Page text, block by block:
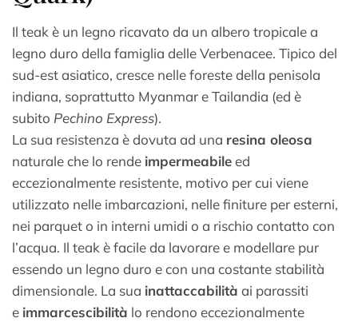
Il teak è un legno ricavato da un albero tropicale a
legno duro della famiglia delle Verbenacee. Tipico del
sud-est asiatico, cresce nelle foreste della penisola
indiana, soprattutto Myanmar e Tailandia (ed è
subito Pechino Express).
La sua resistenza è dovuta ad una resina oleosa
naturale che lo rende impermeabileed
eccezionalmente resistente, motivo per cui viene
utilizzato nelle imbarcazioni, nelle finiture per esterni,
nei parquet o in interni umidi o a rischio contatto con
l’acqua. Il teak è facile da lavorare e modellare pur
essendo un legno duro e con una costante stabilità
dimensionale. La sua inattaccabilità ai parassiti
e immarcescibilità lo rendono eccezionalmente